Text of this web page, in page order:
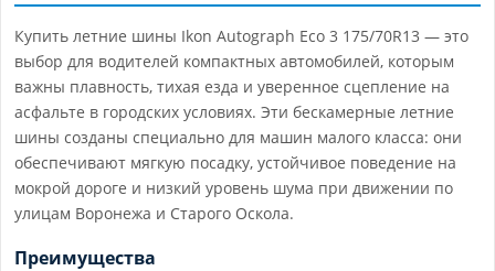
Купить летние шины Ikon Autograph Eco 3 175/70R13 — это
выбор для водителей компактных автомобилей, которым
важны плавность, тихая езда и уверенное сцепление на
асфальте в городских условиях. Эти бескамерные летние
шины созданы специально для машин малого класса: они
обеспечивают мягкую посадку, устойчивое поведение на
мокрой дороге и низкий уровень шума при движении по
улицам Воронежа и Старого Оскола.
Преимущества